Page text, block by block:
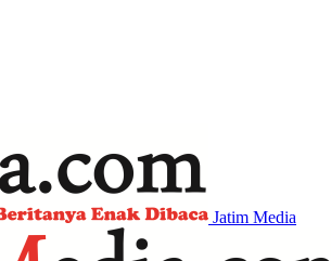
Jatim Media